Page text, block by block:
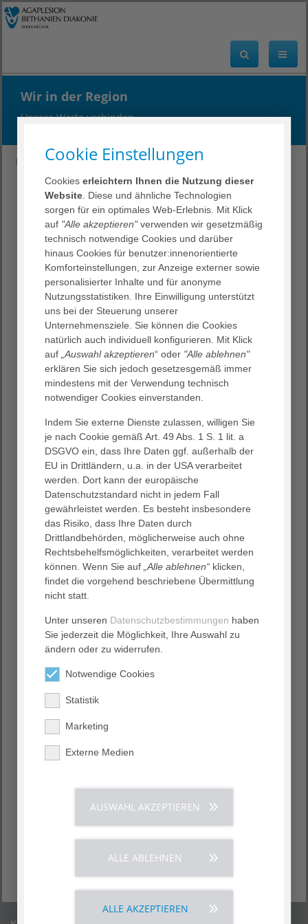
Wir in der Region
Unsere Werte verbinden
DRN Über uns Wir in der Region
Unsere Werte verbinden
Im Verbund des christlichen Gesundheitskonzerns
AGAPLESION gemeinnützige AG bestehen im Rhein-
Neckar-Raum folgende Einrichtungen und Angebote:
Heidelberg
AGAPLESION BETHANIEN LINDENHOF ›
Betreutes Wohnen, stationäre Pflege, eigener
Wohnbereich für Menschen mit Demenz, Kurzzeit- und
Verhinderungspflege
AGAPLESION MARIA VON GRAIMBERG ›
Stationäre Pflege, eigener Wohnbereich für Menschen
AGAPLESION BETHANIEN KRANKENHAUS HEIDELBERG ›
Klinik für Akutgeriatrie, Klinik für geriatrische
Rehabilitation (ambulant, stationär)
AGAPLESION AKADEMIE HEIDELBERG ›
Überregionale Weiter­bildungs­einrichtung für Gesund­
heits­­wesen und Alten­hilfe mit dem Schwerpunkt
Geriatrie
Kraichtal
AGAPLESION DIAKONIESTATION KRAICHTAL ›
Stationäre Pflege, Tagespflege, ambulante Pflege,
Mauer
AGAPLESION GEMEINDEPFLEGEHAUS MAUER ›
Betreutes Wohnen, stationäre Pflege, Betreuung von
Menschen mit Demenz, Kurzzeit- und
Verhinderungspflege
Wiesloch
Cookie Einstellungen
Cookieserleichtern Ihnen die Nutzung dieser
Website . Diese und ähnliche Technologien
sorgen für ein optimales Web-Erlebnis. Mit Klick
auf "Alle akzeptieren"verwenden wir gesetzmäßig
technisch notwendige Cookies und darüber
hinaus Cookies für benutzer:innenorientierte
Komforteinstellungen, zur Anzeige externer sowie
personalisierter Inhalte und für anonyme
Nutzungsstatistiken. Ihre Einwilligung unterstützt
uns bei der Steuerung unserer
Unternehmensziele. Sie können die Cookies
natürlich auch individuell konfigurieren. Mit Klick
auf „Auswahl akzeptieren“ oder "Alle ablehnen"
erklären Sie sich jedoch gesetzesgemäß immer
mindestens mit der Verwendung technisch
notwendiger Cookies einverstanden.
Indem Sie externe Dienste zulassen, willigen Sie
je nach Cookie gemäß Art. 49 Abs. 1 S. 1 lit. a
DSGVO ein, dass Ihre Daten ggf. außerhalb der
EU in Drittländern, u.a. in der USA verarbeitet
werden. Dort kann der europäische
Datenschutzstandard nicht in jedem Fall
gewährleistet werden. Es besteht insbesondere
das Risiko, dass Ihre Daten durch
Drittlandbehörden, möglicherweise auch ohne
Rechtsbehelfsmöglichkeiten, verarbeitet werden
können. Wenn Sie auf „Alle ablehnen“ klicken,
findet die vorgehend beschriebene Übermittlung
nicht statt.
Unter unseren Datenschutzbestimmungen haben
Sie jederzeit die Möglichkeit, Ihre Auswahl zu
ändern oder zu widerrufen.
Notwendige Cookies
Statistik
Marketing
Externe Medien
AUSWAHL AKZEPTIEREN
ALLE ABLEHNEN
ALLE AKZEPTIEREN